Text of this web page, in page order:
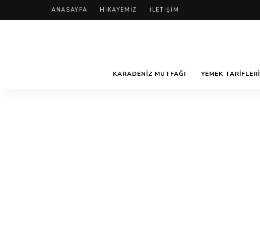
ANASAYFA HIKAYEMIZ İLETIŞIM
KARADENIZ MUTFAĞI YEMEK TARIFLERI